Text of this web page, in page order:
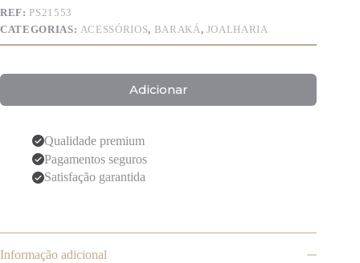
REF: PS21553
CATEGORIAS: ACESSÓRIOS, BARAKÁ, JOALHARIA
Adicionar
Qualidade premium
Pagamentos seguros
Satisfação garantida
Informação adicional